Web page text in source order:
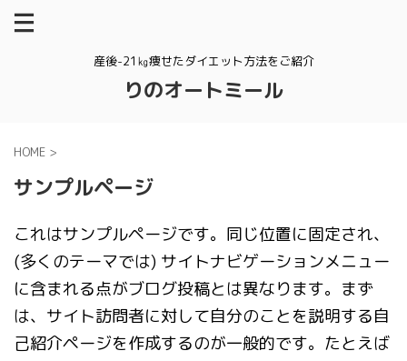
産後-21㎏痩せたダイエット方法をご紹介
りのオートミール
HOME >
サンプルページ
これはサンプルページです。同じ位置に固定され、
(多くのテーマでは) サイトナビゲーションメニュー
に含まれる点がブログ投稿とは異なります。まず
は、サイト訪問者に対して自分のことを説明する自
己紹介ページを作成するのが一般的です。たとえば